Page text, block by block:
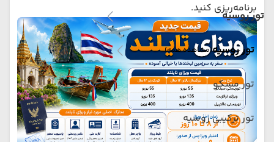
تور روسیه
تور روسیه(مشاهده همه)
تور مسکو
تور ترکیبی روسیه
برنامه‌ریزی کنید.